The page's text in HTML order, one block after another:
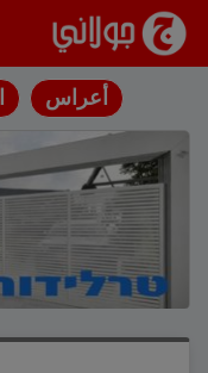
انتقل إلى المحتوى
أعراس